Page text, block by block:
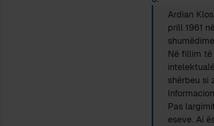
Ardian
prill 1961
Në fillim të
shërbeu si
Pas
eseve. Ai